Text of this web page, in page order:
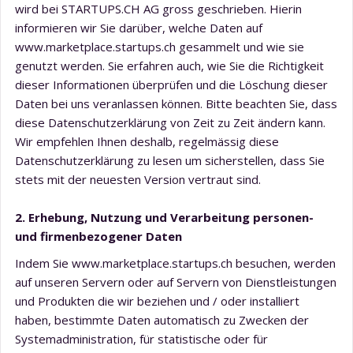
wird bei STARTUPS.CH AG gross geschrieben. Hierin
informieren wir Sie darüber, welche Daten auf
www.marketplace.startups.ch gesammelt und wie sie
genutzt werden. Sie erfahren auch, wie Sie die Richtigkeit
dieser Informationen überprüfen und die Löschung dieser
Daten bei uns veranlassen können. Bitte beachten Sie, dass
diese Datenschutzerklärung von Zeit zu Zeit ändern kann.
Wir empfehlen Ihnen deshalb, regelmässig diese
Datenschutzerklärung zu lesen um sicherstellen, dass Sie
stets mit der neuesten Version vertraut sind.
2. Erhebung, Nutzung und Verarbeitung personen-
und firmenbezogener Daten
Indem Sie www.marketplace.startups.ch besuchen, werden
auf unseren Servern oder auf Servern von Dienstleistungen
und Produkten die wir beziehen und / oder installiert
haben, bestimmte Daten automatisch zu Zwecken der
Systemadministration, für statistische oder für